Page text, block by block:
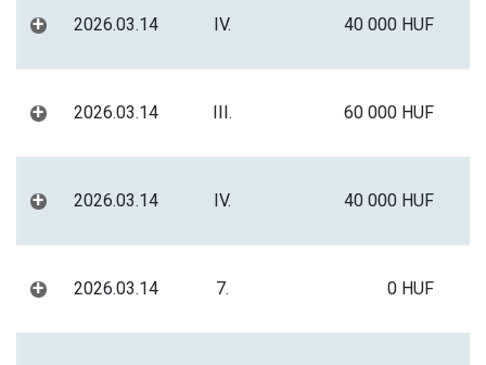
+ 2026.03.14 IV. 40 000 HUF
+ 2026.03.14 III. 60 000 HUF
+ 2026.03.14 IV. 40 000 HUF
+ 2026.03.14 7. 0 HUF